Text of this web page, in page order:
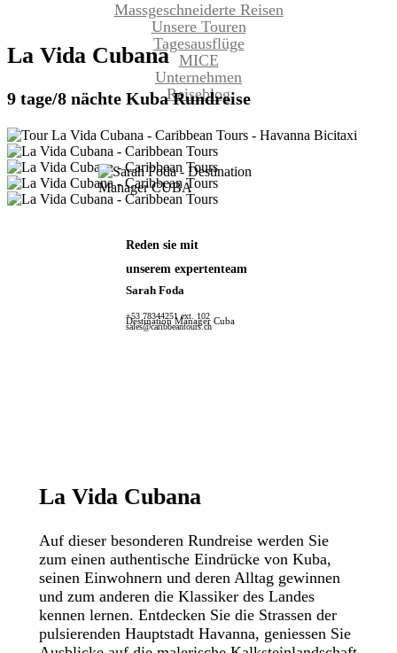
Massgeschneiderte Reisen
Unsere Touren
Tagesausflüge
MICE
Unternehmen
Reiseblog
La Vida Cubana
9 tage/8 nächte Kuba Rundreise
Reden sie mit
unserem expertenteam
Sarah Foda
Destination Manager Cuba
+53 78344251 ext. 102
sales@caribbeantours.ch
La Vida Cubana
Auf dieser besonderen Rundreise werden Sie
zum einen authentische Eindrücke von Kuba,
seinen Einwohnern und deren Alltag gewinnen
und zum anderen die Klassiker des Landes
kennen lernen. Entdecken Sie die Strassen der
pulsierenden Hauptstadt Havanna, geniessen Sie